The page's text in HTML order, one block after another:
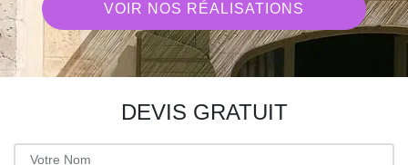
VOIR NOS RÉALISATIONS
DEVIS GRATUIT